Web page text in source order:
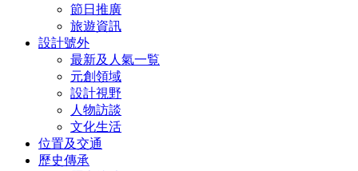
節日推廣
旅遊資訊
設計號外
最新及人氣一覧
元創領域
設計視野
人物訪談
文化生活
位置及交通
歷史傳承